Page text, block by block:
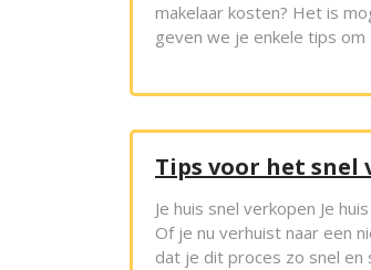
makelaar kosten? Het is
geven we je enkele tips
Tips voor het snel
Je huis snel verkopen Je
Of je nu verhuist naar een
dat je dit proces zo snel